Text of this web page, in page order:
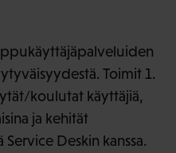
Toimit 1.
koulutat käyttäjiä,
ja kehität
Deskin kanssa.